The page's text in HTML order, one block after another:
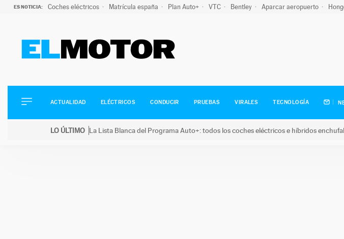
ES NOTICIA: Coches eléctricos Matrícula españa Plan Auto+ VTC Bentley Aparcar aeropuerto
ELÉCTRICOS
CONDUCIR
ACTUALIDAD ELÉCTRICOS CONDUCIR PRUEBAS VIRALES TECNOLOGÍA
LO ÚLTIMO La Lista Blanca del Programa Auto+: todos los coches eléctricos e híbridos